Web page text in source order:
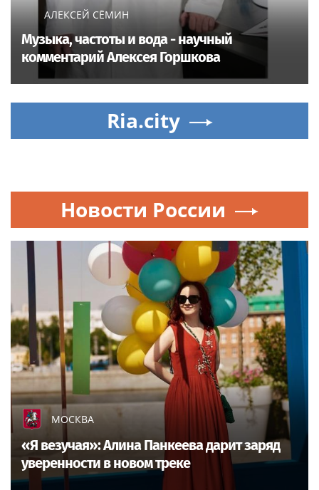
АЛЕКСЕЙ СЁМИН
Музыка, частоты и вода - научный
комментарий Алексея Горшкова
Ria.city
Новости России
МОСКВА
«Я везучая»: Алина Панкеева дарит заряд
уверенности в новом треке